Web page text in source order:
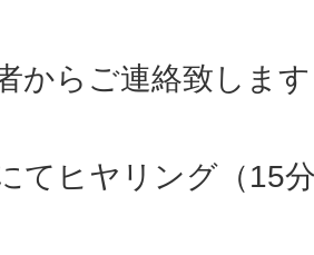
からご連絡致します
てヒヤリング（15